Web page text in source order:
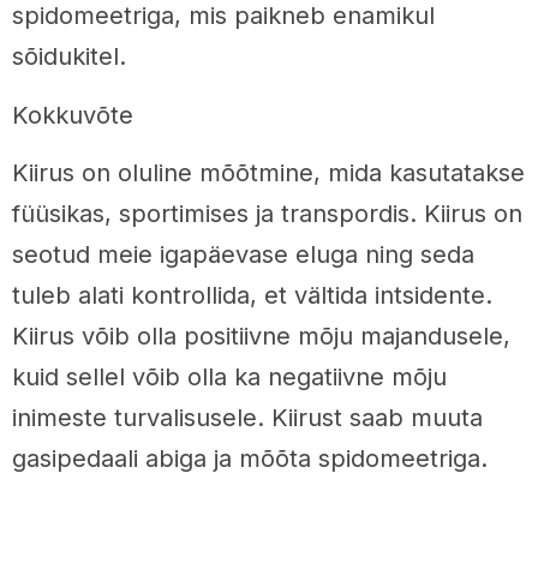
spidomeetriga, mis paikneb enamikul
sõidukitel.
Kokkuvõte
Kiirus on oluline mõõtmine, mida kasutatakse
füüsikas, sportimises ja transpordis. Kiirus on
seotud meie igapäevase eluga ning seda
tuleb alati kontrollida, et vältida intsidente.
Kiirus võib olla positiivne mõju majandusele,
kuid sellel võib olla ka negatiivne mõju
inimeste turvalisusele. Kiirust saab muuta
gasipedaali abiga ja mõõta spidomeetriga.